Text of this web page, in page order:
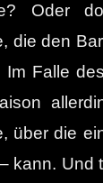
Oder
die den
Im Falle
über die
kann. Und